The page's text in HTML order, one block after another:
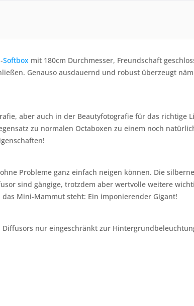
Softbox mit 180cm Durchmesser, Freundschaft
Genauso ausdauernd und robust überzeugt
aber auch in der Beautyfotografie für das richtige
zu normalen Octaboxen zu einem noch
Probleme ganz einfach neigen können. Die
sind gängige, trotzdem aber wertvolle weitere
Mini-Mammut steht: Ein imponierender Gigant!
nur eingeschränkt zur